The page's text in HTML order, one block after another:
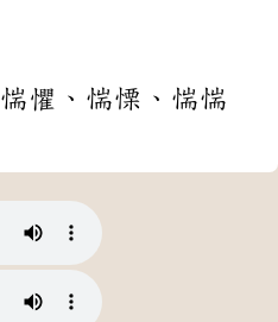
惴懼、惴慄、惴惴